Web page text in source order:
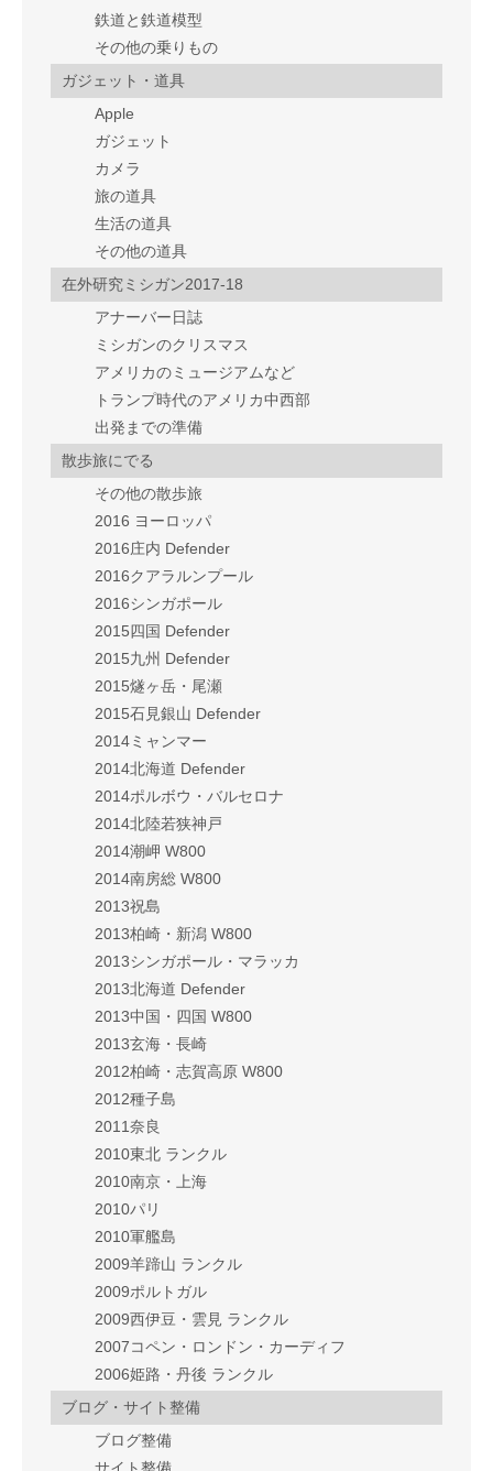
鉄道と鉄道模型
その他の乗りもの
ガジェット・道具
Apple
ガジェット
カメラ
旅の道具
生活の道具
その他の道具
在外研究ミシガン2017-18
アナーバー日誌
ミシガンのクリスマス
アメリカのミュージアムなど
トランプ時代のアメリカ中西部
出発までの準備
散歩旅にでる
その他の散歩旅
2016 ヨーロッパ
2016庄内 Defender
2016クアラルンプール
2016シンガポール
2015四国 Defender
2015九州 Defender
2015燧ヶ岳・尾瀬
2015石見銀山 Defender
2014ミャンマー
2014北海道 Defender
2014ポルボウ・バルセロナ
2014北陸若狭神戸
2014潮岬 W800
2014南房総 W800
2013祝島
2013柏崎・新潟 W800
2013シンガポール・マラッカ
2013北海道 Defender
2013中国・四国 W800
2013玄海・長崎
2012柏崎・志賀高原 W800
2012種子島
2011奈良
2010東北 ランクル
2010南京・上海
2010パリ
2010軍艦島
2009羊蹄山 ランクル
2009ポルトガル
2009西伊豆・雲見 ランクル
2007コペン・ロンドン・カーディフ
2006姫路・丹後 ランクル
ブログ・サイト整備
ブログ整備